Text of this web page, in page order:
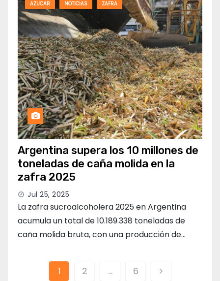
AZUCAR NOTICIAS ZAFRA
Argentina supera los 10 millones de
toneladas de caña molida en la
zafra 2025
Jul 25, 2025
La zafra sucroalcoholera 2025 en Argentina
acumula un total de 10.189.338 toneladas de
caña molida bruta, con una producción de…
Paginación
1 2 … 6